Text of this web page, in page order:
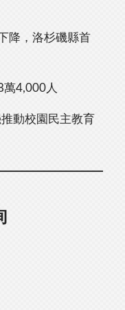
降，洛杉磯縣首
4,000人
動校園民主教育